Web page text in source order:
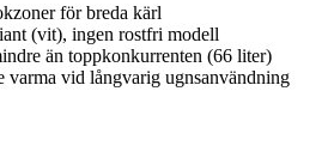
för breda kärl
(vit), ingen rostfri modell
än toppkonkurrenten (66 liter)
varma vid långvarig ugnsanvändning